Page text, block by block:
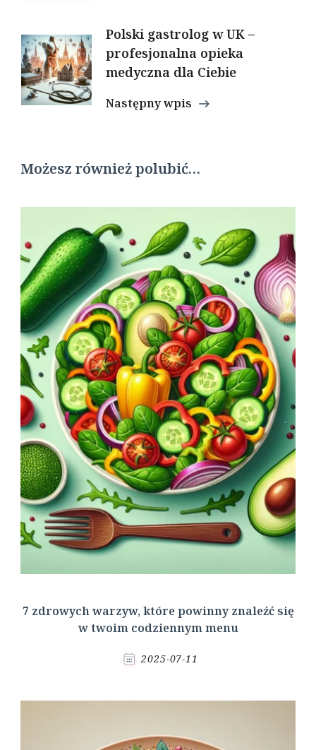
Polski gastrolog w UK –
profesjonalna opieka
medyczna dla Ciebie
Następny wpis
Możesz również polubić…
7 zdrowych warzyw, które powinny znaleźć się
w twoim codziennym menu
2025-07-11